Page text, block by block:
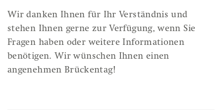
Wir danken Ihnen für Ihr Verständnis und
stehen Ihnen gerne zur Verfügung, wenn Sie
Fragen haben oder weitere Informationen
benötigen. Wir wünschen Ihnen einen
angenehmen Brückentag!